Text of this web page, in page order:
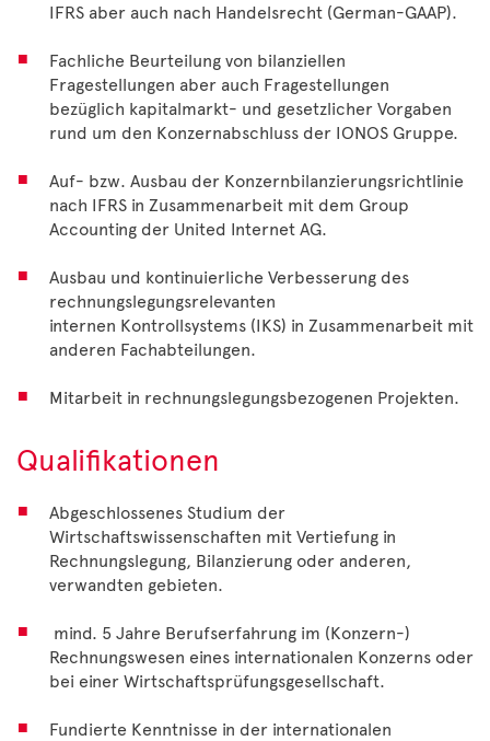
IFRS aber auch nach Handelsrecht (German-GAAP).
Fachliche Beurteilung von bilanziellen
Fragestellungen aber auch Fragestellungen
bezüglich kapitalmarkt- und gesetzlicher Vorgaben
rund um den Konzernabschluss der IONOS Gruppe.
Auf- bzw. Ausbau der Konzernbilanzierungsrichtlinie
nach IFRS in Zusammenarbeit mit dem Group
Accounting der United Internet AG.
Ausbau und kontinuierliche Verbesserung des
rechnungslegungsrelevanten
internen Kontrollsystems (IKS) in Zusammenarbeit mit
anderen Fachabteilungen.
Mitarbeit in rechnungslegungsbezogenen Projekten.
Qualifikationen
Abgeschlossenes Studium der
Wirtschaftswissenschaften mit Vertiefung in
Rechnungslegung, Bilanzierung oder anderen,
verwandten gebieten.
mind. 5 Jahre Berufserfahrung im (Konzern-)
Rechnungswesen eines internationalen Konzerns oder
bei einer Wirtschaftsprüfungsgesellschaft.
Fundierte Kenntnisse in der internationalen